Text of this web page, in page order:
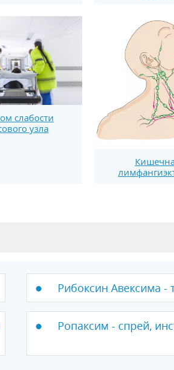
слабости
узла
Рибоксин Авексима -
Ропаксим - спрей,